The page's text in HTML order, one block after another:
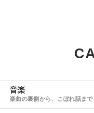
音楽
楽曲の裏側から、こぼれ話まで